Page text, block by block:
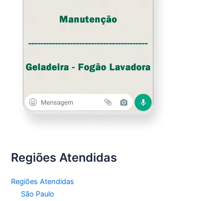
Regiões Atendidas
Regiões Atendidas
São Paulo